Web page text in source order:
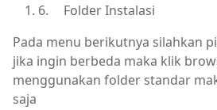
6.
Folder Instalasi
Pada menu berikutnya silahkan
jika ingin berbeda maka klik
menggunakan folder standar
saja